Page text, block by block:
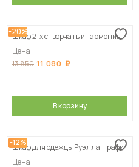
-20%
Шкаф 2-х створчатый Гармония
Цена
13 850 11 080
В корзину
-12%
Шкаф для одежды Руэлла, графит
Цена